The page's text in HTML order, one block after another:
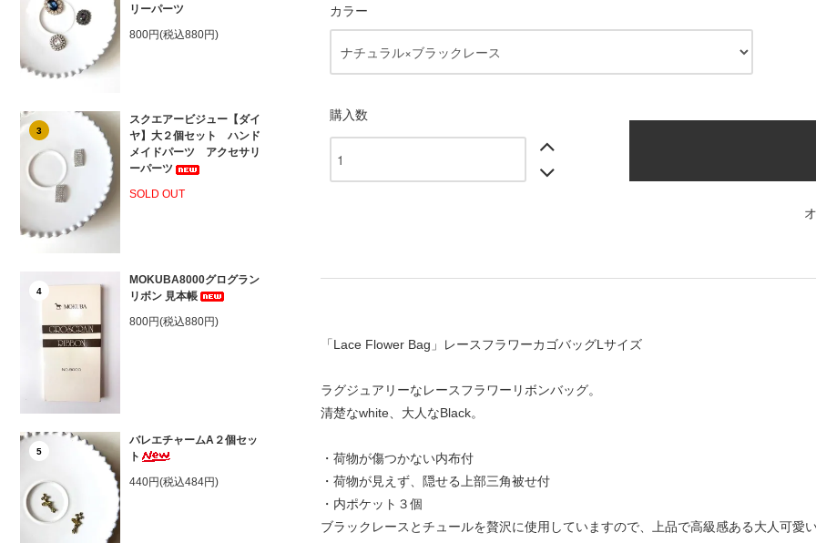
リーパーツ
800円(税込880円)
3
スクエアービジュー【ダイ
ヤ】大２個セット ハンド
メイドパーツ アクセサリ
ーパーツ
SOLD OUT
4
MOKUBA8000グログラン
リボン 見本帳
800円(税込880円)
5
バレエチャームA２個セッ
ト
440円(税込484円)
カラー
購入数
「Lace Flower Bag」レースフラワーカゴバッグLサイズ
ラグジュアリーなレースフラワーリボンバッグ。
清楚なwhite、大人なBlack。
・荷物が傷つかない内布付
・荷物が見えず、隠せる上部三角被せ付
・内ポケット３個
ブラックレースとチュールを贅沢に使用していますので、上品で高級感ある大人可愛